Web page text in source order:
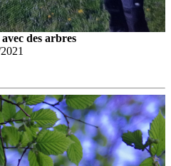
des arbres